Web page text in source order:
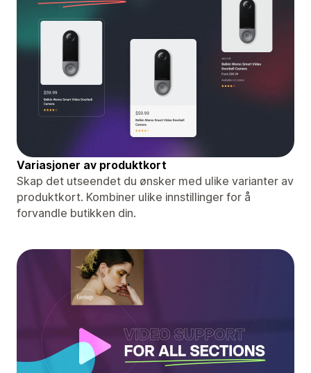
Variasjoner av produktkort
Skap det utseendet du ønsker med ulike varianter av
produktkort. Kombiner ulike innstillinger for å
forvandle butikken din.